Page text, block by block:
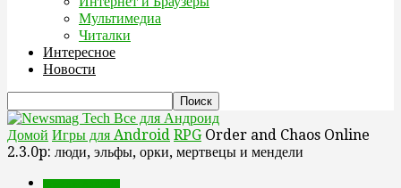
Мультимедиа
Читалки
Интересное
Новости
Все для Андроид
Домой Игры для Android RPG Order and Chaos Online
2.3.0p: люди, эльфы, орки, мертвецы и мендели